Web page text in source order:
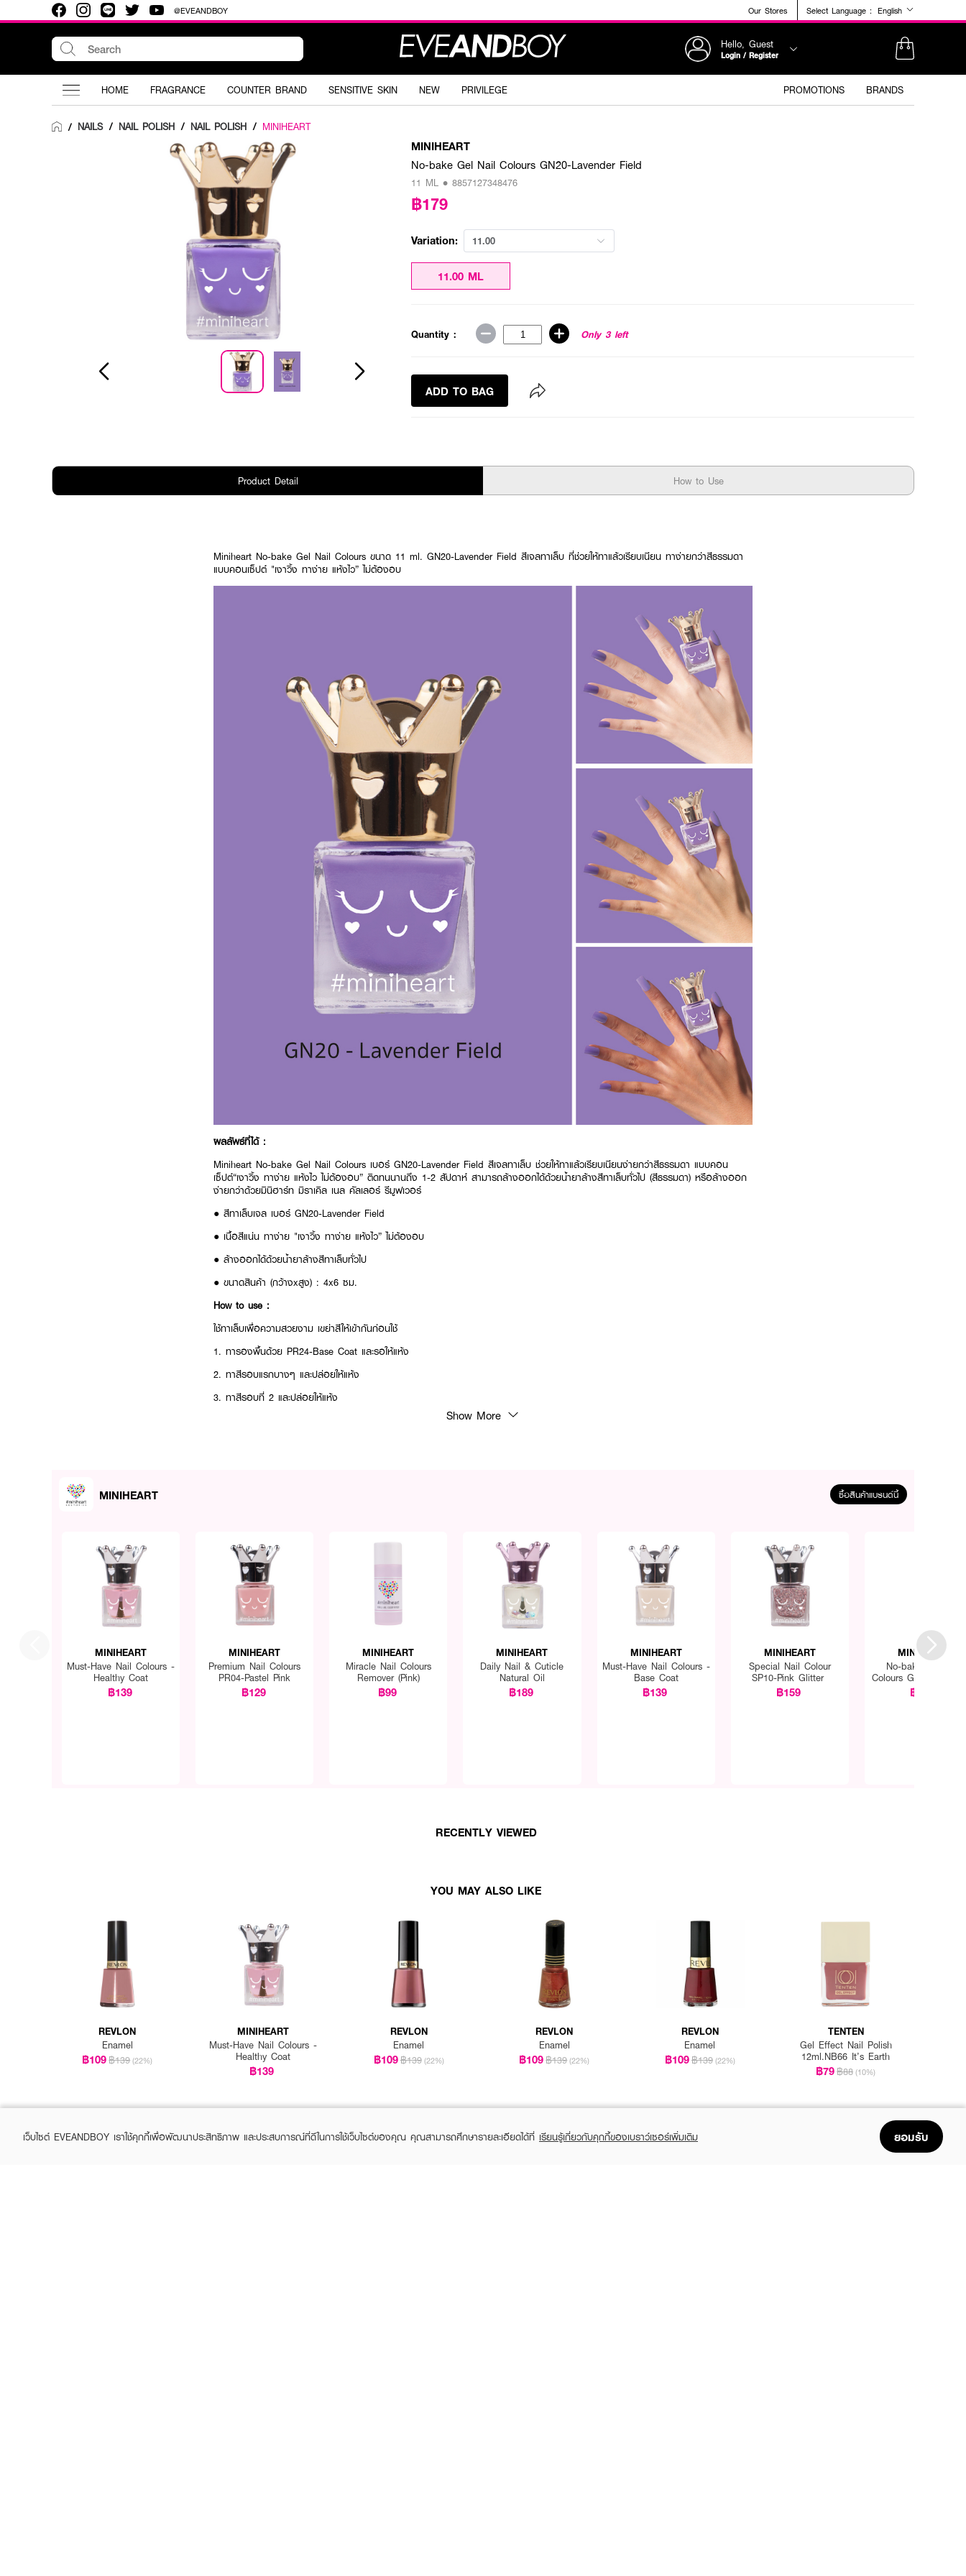
@EVEANDBOY Our Stores Select Language : English
Hello, Guest
Login / Register
HOME FRAGRANCE COUNTER BRAND SENSITIVE SKIN NEW PRIVILEGE PROMOTIONS BRANDS
/ NAILS / NAIL POLISH / NAIL POLISH / MINIHEART
MINIHEART
No-bake Gel Nail Colours GN20-Lavender Field
11 ML • 8857127348476
฿179
Variation: 11.00
11.00 ML
Quantity : Only 3 left
ADD TO BAG
Product Detail How to Use
Miniheart No-bake Gel Nail Colours ขนาด 11 ml. GN20-Lavender Field สีเจลทาเล็บ ที่ช่วยให้ทาแล้วเรียบเนียน ทาง่ายกว่าสีธรรมดา
แบบคอนเซ็ปต์ "เงาวิ้ง ทาง่าย แห้งไว” ไม่ต้องอบ
ผลลัพธ์ที่ได้ :
Miniheart No-bake Gel Nail Colours เบอร์ GN20-Lavender Field สีเจลทาเล็บ ช่วยให้ทาแล้วเรียบเนียนง่ายกว่าสีธรรมดา แบบคอน
เซ็ปต์“เงาวิ้ง ทาง่าย แห้งไว ไม่ต้องอบ” ติดทนนานถึง 1-2 สัปดาห์ สามารถล้างออกได้ด้วยน้ำยาล้างสีทาเล็บทั่วไป (สีธรรมดา) หรือล้างออก
ง่ายกว่าด้วยมินิฮาร์ท มิราเคิล เนล คัลเลอร์ รีมูฟเวอร์
● สีทาเล็บเจล เบอร์ GN20-Lavender Field
● เนื้อสีแน่น ทาง่าย "เงาวิ้ง ทาง่าย แห้งไว” ไม่ต้องอบ
● ล้างออกได้ด้วยน้ำยาล้างสีทาเล็บทั่วไป
● ขนาดสินค้า (กว้างxสูง) : 4x6 ซม.
How to use :
ใช้ทาเล็บเพื่อความสวยงาม เขย่าสีให้เข้ากันก่อนใช้
1. ทารองพื้นด้วย PR24-Base Coat และรอให้แห้ง
2. ทาสีรอบแรกบางๆ และปล่อยให้แห้ง
3. ทาสีรอบที่ 2 และปล่อยให้แห้ง
4. ทา PR22-Top Coat หรือ GN10-Top Coat และรอให้แห้งShow More
MINIHEART ซื้อสินค้าแบรนด์นี้
MINIHEART
Must-Have Nail Colours -
Healthy Coat
฿139
MINIHEART
Premium Nail Colours
PR04-Pastel Pink
฿129
MINIHEART
Miracle Nail Colours
Remover (Pink)
฿99
MINIHEART
Daily Nail & Cuticle
Natural Oil
฿189
MINIHEART
Must-Have Nail Colours -
Base Coat
฿139
MINIHEART
Special Nail Colour
SP10-Pink Glitter
฿159
MINIHEART
No-bake Gel Nail
Colours GN10-Clear
฿179
RECENTLY VIEWED
YOU MAY ALSO LIKE
REVLON
Enamel
฿109฿139 (22%)
MINIHEART
Must-Have Nail Colours -
Healthy Coat
฿139
REVLON
Enamel
฿109฿139 (22%)
REVLON
Enamel
฿109฿139 (22%)
REVLON
Enamel
฿109฿139 (22%)
TENTEN
Gel Effect Nail Polish
12ml.NB66 It’s Earth
฿79฿88 (10%)
เว็บไซต์ EVEANDBOY เราใช้คุกกี้เพื่อพัฒนาประสิทธิภาพ และประสบการณ์ที่ดีในการใช้เว็บไซต์ของคุณ คุณสามารถศึกษารายละเอียดได้ที่ เรียนรู้เกี่ยวกับคุกกี้ของเบราว์เซอร์เพิ่มเติม ยอมรับ